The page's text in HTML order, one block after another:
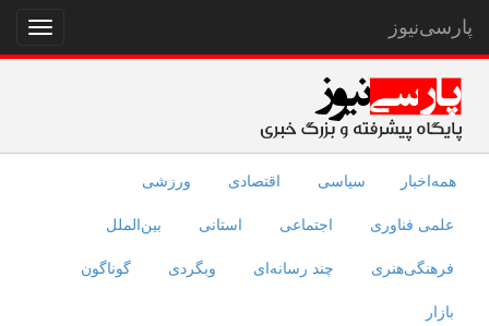
نمایش
منو
پارسی‌نیوز
همه‌اخبار سیاسی اقتصادی ورزشی
علمی فناوری اجتماعی استانی بین‌الملل
فرهنگی‌هنری چند رسانه‌ای وبگردی گوناگون
بازار